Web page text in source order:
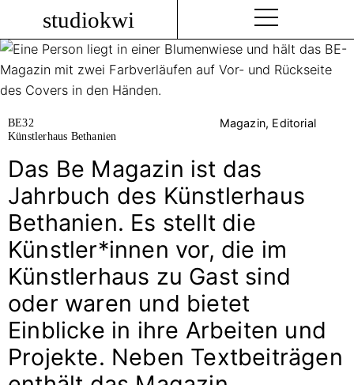
studiokwi
BE32
Künstlerhaus Bethanien
Magazin, Editorial
Das Be Magazin ist das
Jahrbuch des Künstlerhaus
Bethanien. Es stellt die
Künstler*innen vor, die im
Künstlerhaus zu Gast sind
oder waren und bietet
Einblicke in ihre Arbeiten und
Projekte. Neben Textbeiträgen